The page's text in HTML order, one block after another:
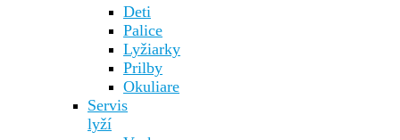
Deti
Palice
Lyžiarky
Prilby
Okuliare
Servis
lyží